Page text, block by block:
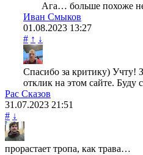
Ага… больше похоже не
Иван Смыков
01.08.2023 13:27
# ↑ ↓
Спасибо за критику) Учту!
отклик на этом сайте. Буду
Рас Сказов
31.07.2023 21:51
# ↓
прорастает тропа, как трава…